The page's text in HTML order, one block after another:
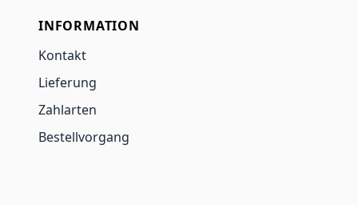
INFORMATION
Kontakt
Lieferung
Zahlarten
Bestellvorgang